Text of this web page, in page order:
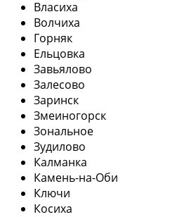
Власиха
Волчиха
Горняк
Ельцовка
Завьялово
Залесово
Заринск
Змеиногорск
Зональное
Зудилово
Калманка
Камень-на-Оби
Ключи
Косиха